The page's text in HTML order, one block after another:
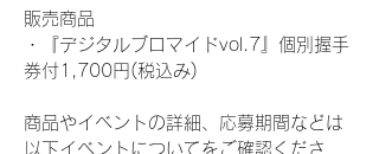
販売商品
・『デジタルブロマイドvol.7』個別握手
券付1,700円(税込み)
商品やイベントの詳細、応募期間などは
以下イベントについてをご確認くださ